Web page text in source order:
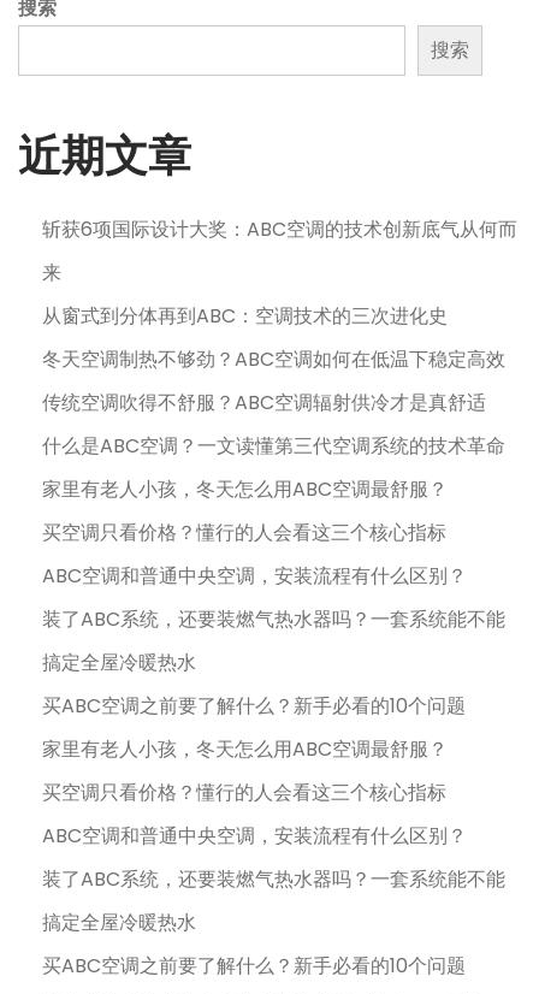
搜索
搜索
近期文章
斩获6项国际设计大奖：ABC空调的技术创新底气从何而
来
从窗式到分体再到ABC：空调技术的三次进化史
冬天空调制热不够劲？ABC空调如何在低温下稳定高效
传统空调吹得不舒服？ABC空调辐射供冷才是真舒适
什么是ABC空调？一文读懂第三代空调系统的技术革命
家里有老人小孩，冬天怎么用ABC空调最舒服？
买空调只看价格？懂行的人会看这三个核心指标
ABC空调和普通中央空调，安装流程有什么区别？
装了ABC系统，还要装燃气热水器吗？一套系统能不能
搞定全屋冷暖热水
买ABC空调之前要了解什么？新手必看的10个问题
家里有老人小孩，冬天怎么用ABC空调最舒服？
买空调只看价格？懂行的人会看这三个核心指标
ABC空调和普通中央空调，安装流程有什么区别？
装了ABC系统，还要装燃气热水器吗？一套系统能不能
搞定全屋冷暖热水
买ABC空调之前要了解什么？新手必看的10个问题